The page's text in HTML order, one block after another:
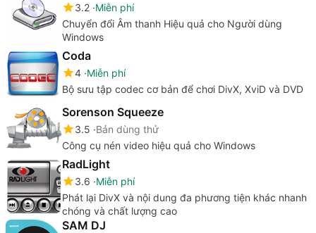
3.2 Miễn phí
Chuyển đổi Âm thanh Hiệu quả cho Người dùng
Windows
Coda
4 Miễn phí
Bộ sưu tập codec cơ bản để chơi DivX, XviD và DVD
Sorenson Squeeze
3.5 Bản dùng thử
Công cụ nén video hiệu quả cho Windows
RadLight
3.6 Miễn phí
Phát lại DivX và nội dung đa phương tiện khác nhanh
chóng và chất lượng cao
SAM DJ